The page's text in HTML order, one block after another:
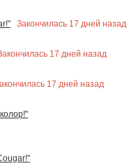
Закончилась 17 дней назад
17 дней назад
17 дней назад